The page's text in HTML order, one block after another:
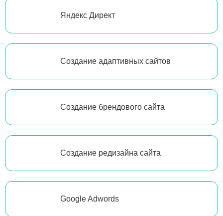
Яндекс Директ
Создание адаптивных сайтов
Создание брендового сайта
Создание редизайна сайта
Google Adwords